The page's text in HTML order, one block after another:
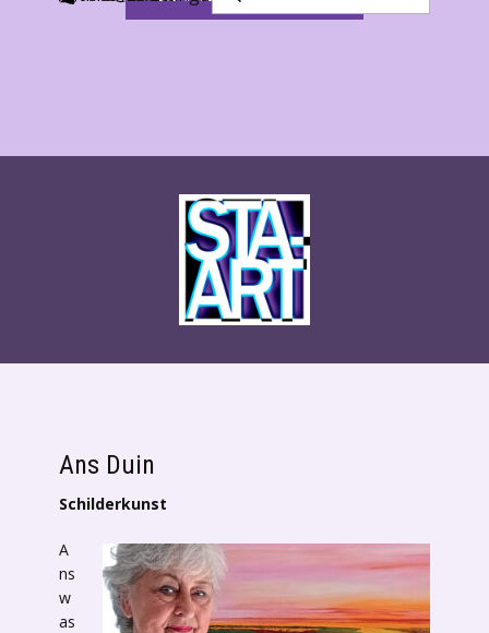
Ans Duin
Schilderkunst
A
ns
w
as